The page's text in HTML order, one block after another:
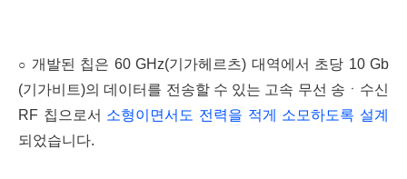
○ 개발된 칩은 60 GHz(기가헤르츠) 대역에서 초당 10 Gb
(기가비트)의 데이터를 전송할 수 있는 고속 무선 송ㆍ수신
RF 칩 으로서 소형이면서도 전력을 적게 소모하도록 설계
되었습니다.